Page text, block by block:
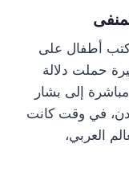
عام 2011، كتب أطفال على
حملت دلالة
إلى بشار
في وقت كانت
العربي،